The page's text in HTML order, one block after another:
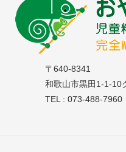
〒640-8341
和歌山市黒田1-1-10
TEL : 073-488-